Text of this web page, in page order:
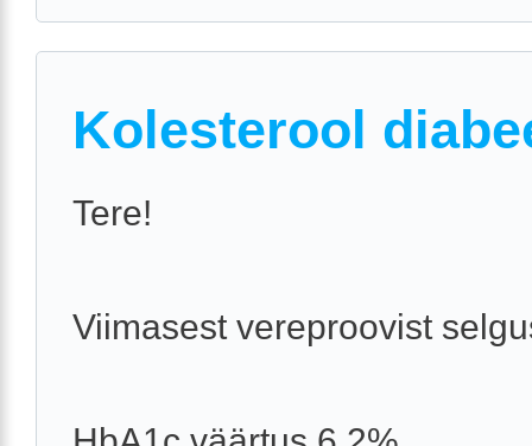
Kolesterool
Tere!
Viimasest vereproovist